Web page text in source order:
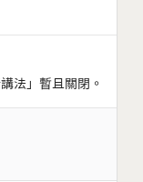
法」暫且關閉。